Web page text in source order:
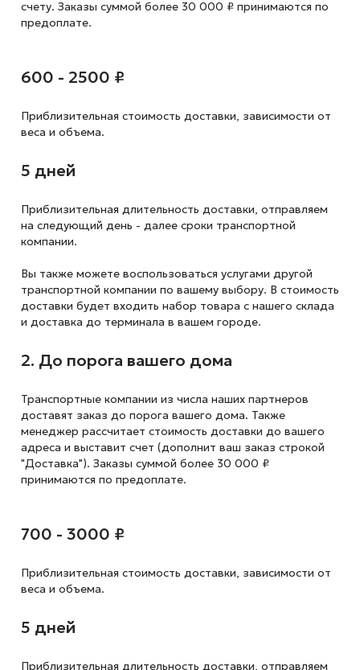
счету. Заказы суммой более 30 000 ₽ принимаются по
предоплате.
600 - 2500 ₽
Приблизительная стоимость доставки, зависимости от
веса и объема.
5 дней
Приблизительная длительность доставки, отправляем
на следующий день - далее сроки транспортной
компании.
Вы также можете воспользоваться услугами другой
транспортной компании по вашему выбору. В стоимость
доставки будет входить набор товара с нашего склада
и доставка до терминала в вашем городе.
2. До порога вашего дома
Транспортные компании из числа наших партнеров
доставят заказ до порога вашего дома. Также
менеджер рассчитает стоимость доставки до вашего
адреса и выставит счет (дополнит ваш заказ строкой
"Доставка"). Заказы суммой более 30 000 ₽
принимаются по предоплате.
700 - 3000 ₽
Приблизительная стоимость доставки, зависимости от
веса и объема.
5 дней
Приблизительная длительность доставки, отправляем